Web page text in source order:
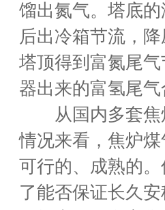
馏出氮气。塔底
后出冷箱节流，
塔顶得到富氮尾
器出来的富氢尾
从国内多套焦
情况来看，焦炉
可行的、成熟的
了能否保证长久